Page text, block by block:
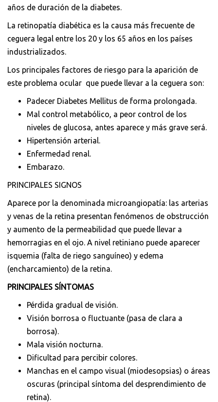
años de duración de la diabetes.
La retinopatía diabética es la causa más frecuente de
ceguera legal entre los 20 y los 65 años en los países
industrializados.
Los principales factores de riesgo para la aparición de
este problema ocular que puede llevar a la ceguera son:
Padecer Diabetes Mellitus de forma prolongada.
Mal control metabólico, a peor control de los
niveles de glucosa, antes aparece y más grave será.
Hipertensión arterial.
Enfermedad renal.
Embarazo.
PRINCIPALES SIGNOS
Aparece por la denominada microangiopatía: las arterias
y venas de la retina presentan fenómenos de obstrucción
y aumento de la permeabilidad que puede llevar a
hemorragias en el ojo. A nivel retiniano puede aparecer
isquemia (falta de riego sanguíneo) y edema
(encharcamiento) de la retina.
PRINCIPALES SÍNTOMAS
Pérdida gradual de visión.
Visión borrosa o fluctuante (pasa de clara a
borrosa).
Mala visión nocturna.
Dificultad para percibir colores.
Manchas en el campo visual (miodesopsias) o áreas
oscuras (principal síntoma del desprendimiento de
retina).